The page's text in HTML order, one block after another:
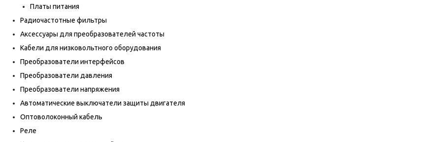
Платы питания
Радиочастотные фильтры
Аксессуары для преобразователей частоты
Кабели для низковольтного оборудования
Преобразователи интерфейсов
Преобразователи давления
Преобразователи напряжения
Автоматические выключатели защиты двигателя
Оптоволоконный кабель
Реле